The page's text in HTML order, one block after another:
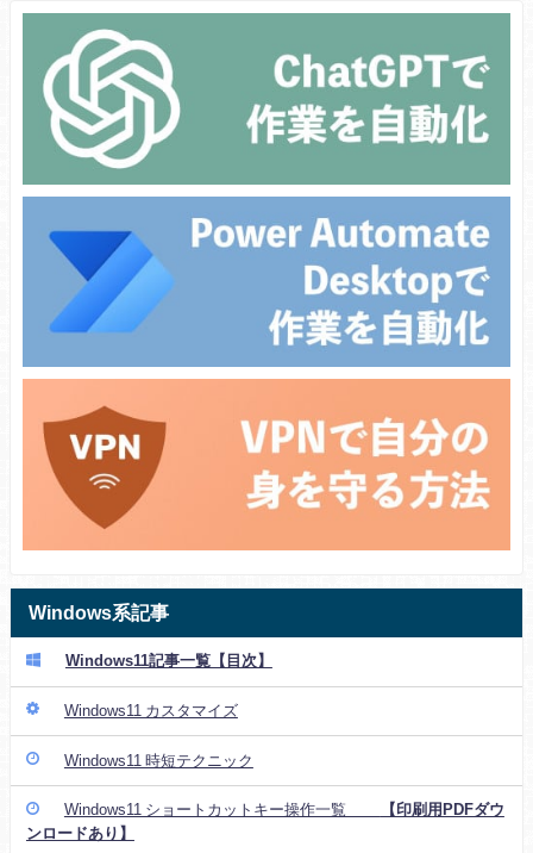
Windows系記事
Windows11記事一覧【目次】
Windows11 カスタマイズ
Windows11 時短テクニック
Windows11 ショートカットキー操作一覧
【印刷用PDFダウ
ンロードあり】